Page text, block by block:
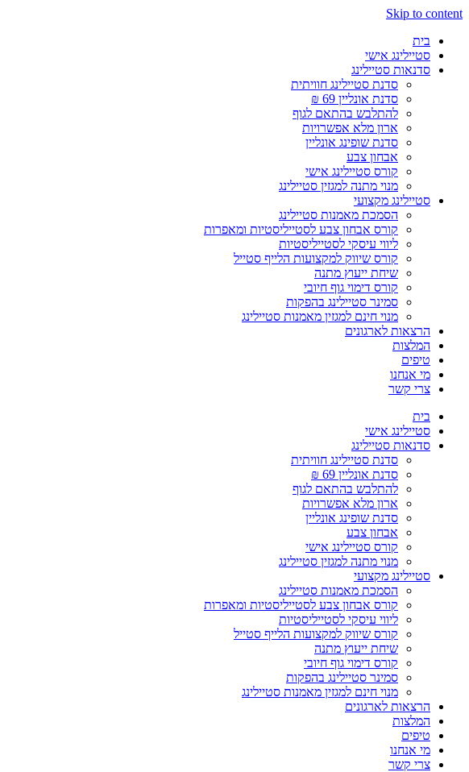
Skip to content
בית
סטיילינג אישי
סדנאות סטיילינג
סדנת סטיילינג חוויתית
סדנת אונליין 69 ₪
להתלבש בהתאם לגוף
ארון מלא אפשרויות
סדנת שופינג אונליין
אבחון צבע
קורס סטיילינג אישי
מנוי מתנה למגזין סטיילינג
סטיילינג מקצועי
הסמכת מאמנות סטיילינג
קורס אבחון צבע לסטייליסטיות ומאפרות
ליווי עיסקי לסטייליסטיות
קורס שיווק למקצועות הלייף סטייל
שיחת ייעוץ מתנה
קורס דימוי גוף חיובי
סמינר סטיילינג בהפקות
מנוי חינם למגזין מאמנות סטיילינג
הרצאות לארגונים
המלצות
טיפים
מי אנחנו
צרי קשר
בית
סטיילינג אישי
סדנאות סטיילינג
סדנת סטיילינג חוויתית
סדנת אונליין 69 ₪
להתלבש בהתאם לגוף
ארון מלא אפשרויות
סדנת שופינג אונליין
אבחון צבע
קורס סטיילינג אישי
מנוי מתנה למגזין סטיילינג
סטיילינג מקצועי
הסמכת מאמנות סטיילינג
קורס אבחון צבע לסטייליסטיות ומאפרות
ליווי עיסקי לסטייליסטיות
קורס שיווק למקצועות הלייף סטייל
שיחת ייעוץ מתנה
קורס דימוי גוף חיובי
סמינר סטיילינג בהפקות
מנוי חינם למגזין מאמנות סטיילינג
הרצאות לארגונים
המלצות
טיפים
מי אנחנו
צרי קשר